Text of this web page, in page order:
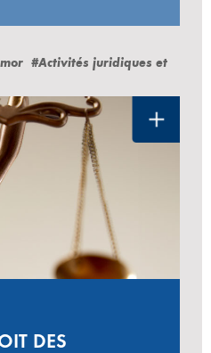
#Activités juridiques et
DES